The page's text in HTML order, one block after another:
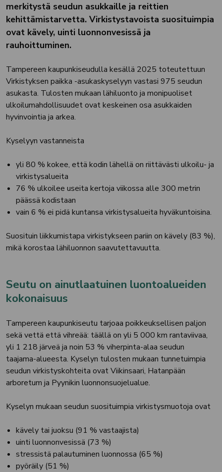
merkitystä seudun asukkaille ja reittien
kehittämistarvetta. Virkistystavoista suosituimpia
ovat kävely, uinti luonnonvesissä ja
rauhoittuminen.
Tampereen kaupunkiseudulla kesällä 2025 toteutettuun
Virkistyksen paikka -asukaskyselyyn vastasi 975 seudun
asukasta. Tulosten mukaan lähiluonto ja monipuoliset
ulkoilumahdollisuudet ovat keskeinen osa asukkaiden
hyvinvointia ja arkea.
Kyselyyn vastanneista
yli 80 % kokee, että kodin lähellä on riittävästi ulkoilu- ja
virkistysalueita
76 % ulkoilee useita kertoja viikossa alle 300 metrin
päässä kodistaan
vain 6 % ei pidä kuntansa virkistysalueita hyväkuntoisina.
Suosituin liikkumistapa virkistykseen pariin on kävely (83 %),
mikä korostaa lähiluonnon saavutettavuutta.
Seutu on ainutlaatuinen luontoalueiden
kokonaisuus
Tampereen kaupunkiseutu tarjoaa poikkeuksellisen paljon
sekä vettä että vihreää: täällä on yli 5 000 km rantaviivaa,
yli 1 218 järveä ja noin 53 % viherpinta-alaa seudun
taajama-alueesta. Kyselyn tulosten mukaan tunnetuimpia
seudun virkistyskohteita ovat Viikinsaari, Hatanpään
arboretum ja Pyynikin luonnonsuojelualue.
Kyselyn mukaan seudun suosituimpia virkistysmuotoja ovat
kävely tai juoksu (91 % vastaajista)
uinti luonnonvesissä (73 %)
stressistä palautuminen luonnossa (65 %)
pyöräily (51 %)